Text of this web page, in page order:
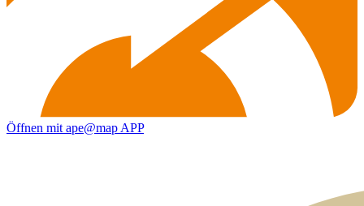
Öffnen mit ape@map APP